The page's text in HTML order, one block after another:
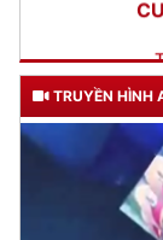
TRUYỀN HÌNH